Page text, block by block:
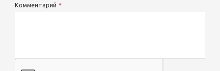
Комментарий